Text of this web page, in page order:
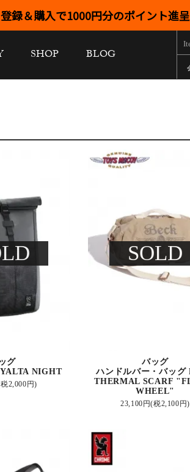
録＆購入で1000円分のポイント進呈
SHOP BLOG
グ
NIGHT
2,000円)
SOLD
バッグ
ハンドルバー・バッグ
THERMAL SCARF
WHEEL"
23,100円(税2,100円)